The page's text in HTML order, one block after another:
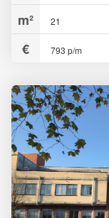
21
793 p/m